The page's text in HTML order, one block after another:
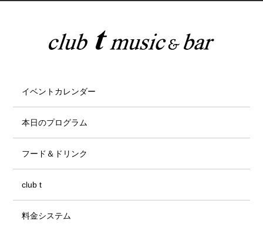
イベントカレンダー
本日のプログラム
フード＆ドリンク
club t
料金システム